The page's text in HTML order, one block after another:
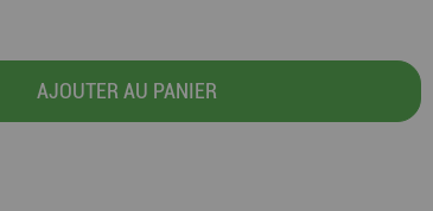
AJOUTER AU PANIER